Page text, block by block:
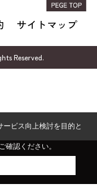
サイトマップ
Reserved.
ビス向上検討を目的と
確認ください。